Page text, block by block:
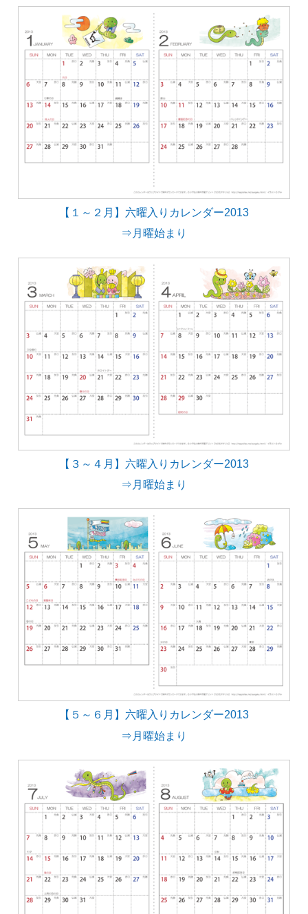
【１～２月】六曜入りカレンダー2013
⇒月曜始まり
【３～４月】六曜入りカレンダー2013
⇒月曜始まり
【５～６月】六曜入りカレンダー2013
⇒月曜始まり